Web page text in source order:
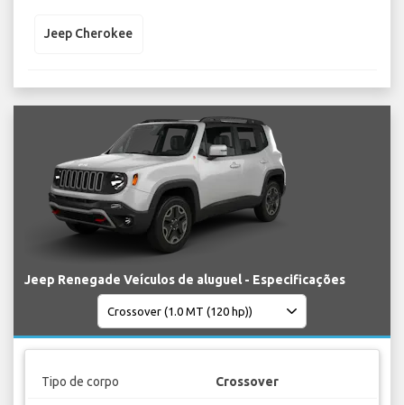
Jeep Cherokee
Jeep Renegade Veículos de aluguel - Especificações
Tipo de corpo Crossover